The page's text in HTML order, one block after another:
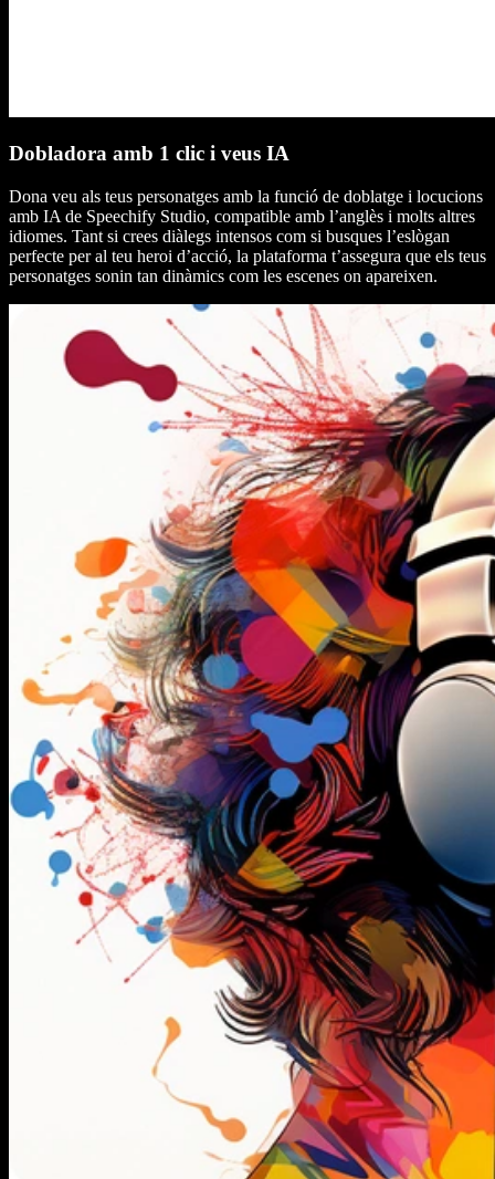
Dobladora amb 1 clic i veus IA
Dona veu als teus personatges amb la funció de doblatge i locucions
amb IA de Speechify Studio, compatible amb l’anglès i molts altres
idiomes. Tant si crees diàlegs intensos com si busques l’eslògan
perfecte per al teu heroi d’acció, la plataforma t’assegura que els teus
personatges sonin tan dinàmics com les escenes on apareixen.